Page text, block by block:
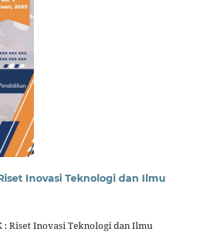
Inovasi Teknologi dan Ilmu
: Riset Inovasi Teknologi dan Ilmu